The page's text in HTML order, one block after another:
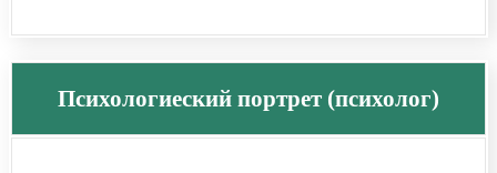
Психологиеский портрет (психолог)